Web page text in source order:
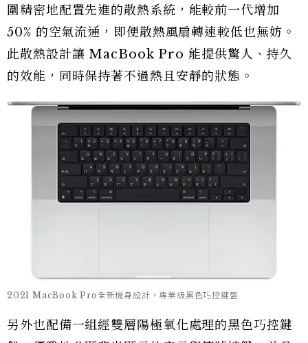
圍精密地配置先進的散熱系統，能較前一代增加
50% 的空氣流通，即便散熱風扇轉速較低也無妨。
此散熱設計讓 MacBook Pro 能提供驚人、持久
的效能，同時保持著不過熱且安靜的狀態。
2021 MacBook Pro全新機身設計，專業級黑色巧控鍵盤
另外也配備一組經雙層陽極氧化處理的黑色巧控鍵